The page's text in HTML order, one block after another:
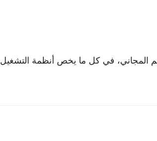
المجاني، في كل ما يخص أنظمة التشغيل